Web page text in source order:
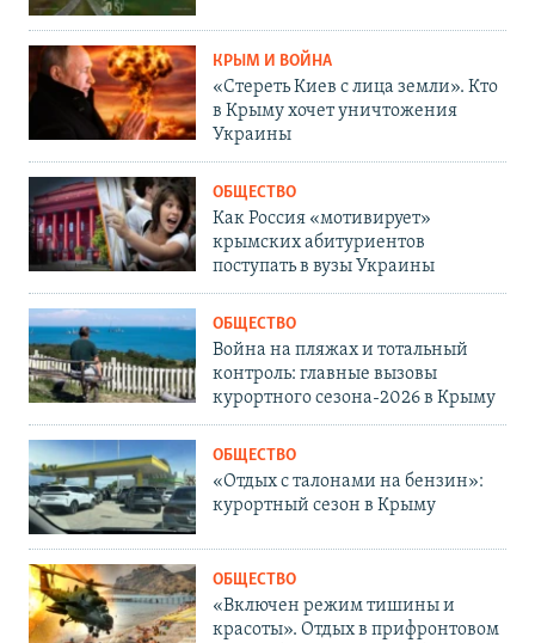
КРЫМ И ВОЙНА
«Стереть Киев с лица земли». Кто
в Крыму хочет уничтожения
Украины
ОБЩЕСТВО
Как Россия «мотивирует»
крымских абитуриентов
поступать в вузы Украины
ОБЩЕСТВО
Война на пляжах и тотальный
контроль: главные вызовы
курортного сезона-2026 в Крыму
ОБЩЕСТВО
«Отдых с талонами на бензин»:
курортный сезон в Крыму
ОБЩЕСТВО
«Включен режим тишины и
красоты». Отдых в прифронтовом